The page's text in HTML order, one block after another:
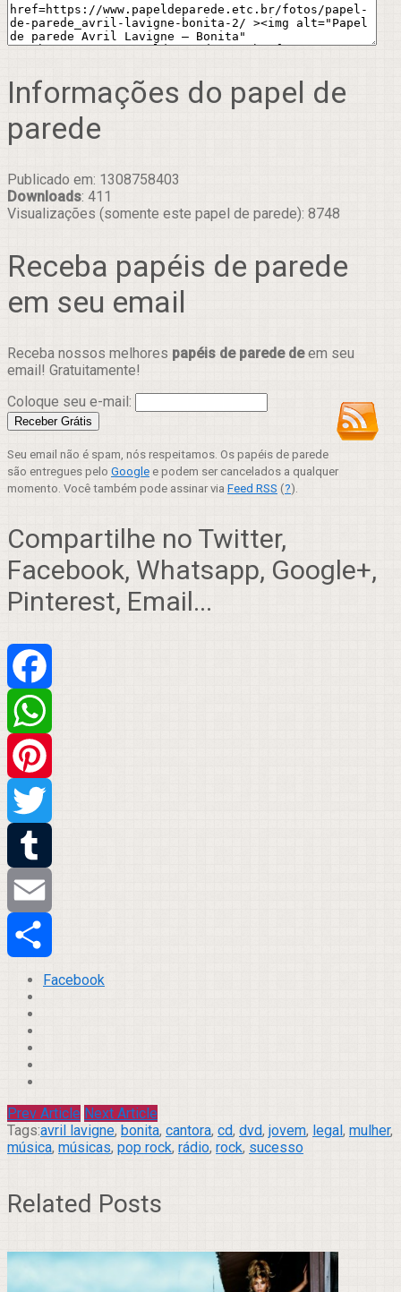
Informações do papel de
parede
Publicado em: 1308758403
Downloads: 411
Visualizações (somente este papel de parede): 8748
Receba papéis de parede
em seu email
Receba nossos melhores papéis de parede deem seu
email! Gratuitamente!
Coloque seu e-mail:
Seu email não é spam, nós respeitamos. Os papéis de parede
são entregues pelo Google e podem ser cancelados a qualquer
momento. Você também pode assinar via Feed RSS (?).
Compartilhe no Twitter,
Facebook, Whatsapp, Google+,
Pinterest, Email...
Facebook
WhatsApp
Pinterest
Twitter
Tumblr
Email
Compartilhar
Facebook
Prev Article Next Article
Tags:avril lavigne, bonita, cantora, cd, dvd, jovem, legal, mulher,
música, músicas, pop rock, rádio, rock, sucesso
Related Posts